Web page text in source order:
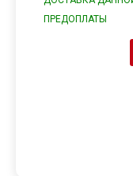
ПРЕДОПЛАТЫ